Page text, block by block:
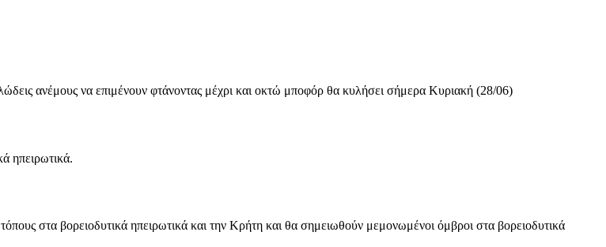
ανέμους να επιμένουν φτάνοντας μέχρι και οκτώ μποφόρ θα κυλήσει σήμερα Κυριακή (28/06)
ηπειρωτικά.
στα βορειοδυτικά ηπειρωτικά και την Κρήτη και θα σημειωθούν μεμονωμένοι όμβροι στα βορειοδυτικά